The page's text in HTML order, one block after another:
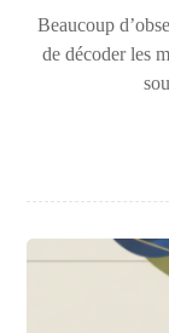
Beaucoup
de décoder les